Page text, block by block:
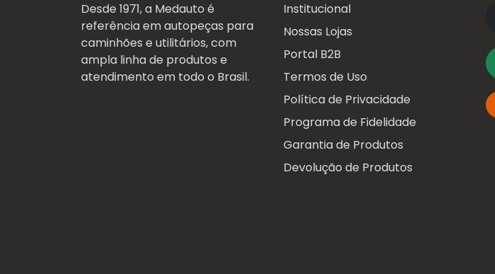
Desde 1971, a Medauto é
referência em autopeças para
caminhões e utilitários, com
ampla linha de produtos e
atendimento em todo o Brasil.
Institucional
Nossas Lojas
Portal B2B
Termos de Uso
Política de Privacidade
Programa de Fidelidade
Garantia de Produtos
Devolução de Produtos